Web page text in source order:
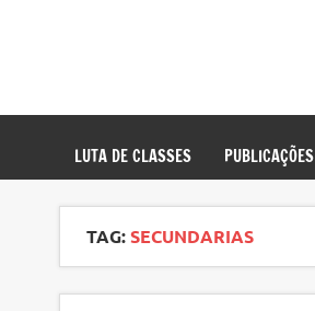
LUTA DE CLASSES PUBLICAÇÕES
TAG:SECUNDARIAS